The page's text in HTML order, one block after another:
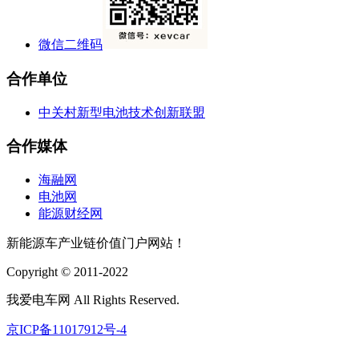
微信二维码
合作单位
中关村新型电池技术创新联盟
合作媒体
海融网
电池网
能源财经网
新能源车产业链价值门户网站！
Copyright © 2011-2022
我爱电车网 All Rights Reserved.
京ICP备11017912号-4